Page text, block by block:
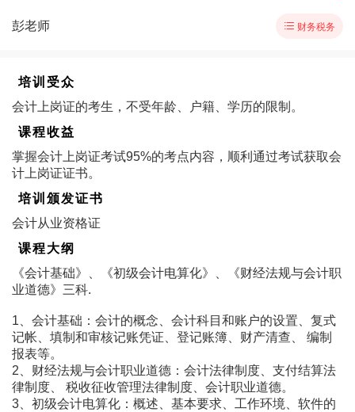
彭老师  财务税务
培训受众
会计上岗证的考生，不受年龄、户籍、学历的限制。
课程收益
掌握会计上岗证考试95%的考点内容，顺利通过考试获取会
计上岗证证书。
培训颁发证书
会计从业资格证
课程大纲
《会计基础》、《初级会计电算化》、《财经法规与会计职
业道德》三科.
1、会计基础：会计的概念、会计科目和账户的设置、复式
记帐、填制和审核记账凭证、登记账簿、财产清查、 编制
报表等。
2、财经法规与会计职业道德：会计法律制度、支付结算法
律制度、 税收征收管理法律制度、会计职业道德。
3、初级会计电算化：概述、基本要求、工作环境、软件的